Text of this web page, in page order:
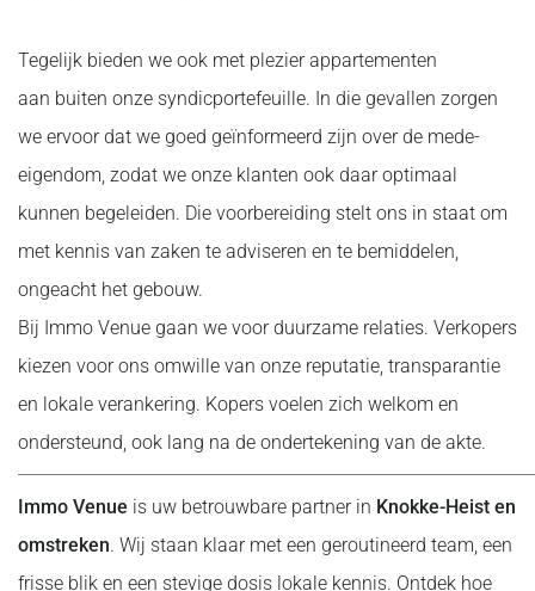
Tegelijk bieden we ook met plezier appartementen
aan buiten onze syndicportefeuille. In die gevallen zorgen
we ervoor dat we goed geïnformeerd zijn over de mede-
eigendom, zodat we onze klanten ook daar optimaal
kunnen begeleiden. Die voorbereiding stelt ons in staat om
met kennis van zaken te adviseren en te bemiddelen,
ongeacht het gebouw.
Bij Immo Venue gaan we voor duurzame relaties. Verkopers
kiezen voor ons omwille van onze reputatie, transparantie
en lokale verankering. Kopers voelen zich welkom en
ondersteund, ook lang na de ondertekening van de akte.
Immo Venue is uw betrouwbare partner in Knokke-Heist en
omstreken. Wij staan klaar met een geroutineerd team, een
frisse blik en een stevige dosis lokale kennis. Ontdek hoe